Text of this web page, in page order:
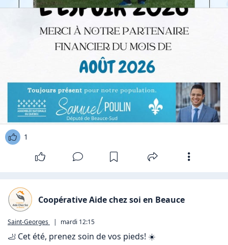
1
Coopérative Aide chez soi en Beauce
Saint-Georges | mardi 12:15
🦶 Cet été, prenez soin de vos pieds! ☀️